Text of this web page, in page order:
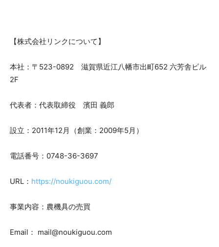
【株式会社リンクについて】
本社：〒523-0892 滋賀県近江八幡市出町652 六芳舎ビル
2F
代表者：代表取締役 濱田 義郎
設立：2011年12月（創業：2009年5月）
電話番号：0748-36-3697
URL： https://noukiguou.com/
事業内容：農機具の売買
Email： mail@noukiguou.com